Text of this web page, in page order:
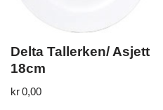
Delta Tallerken/ Asjett
18cm
kr0,00